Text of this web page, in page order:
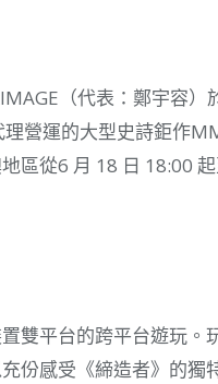
（代表：鄭宇容）
理營運的大型史詩鉅作
區從6 月 18 日 18:00
雙平台的跨平台遊玩
份感受《締造者》的獨